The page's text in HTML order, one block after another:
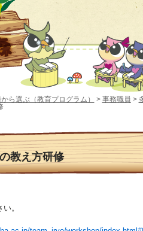
ら選ぶ（教育プログラム） > 事務職員 >
教え方研修
。